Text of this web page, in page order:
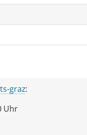
graz:
Uhr